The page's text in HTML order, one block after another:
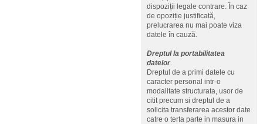
dispoziții legale contrare. În caz
de opoziție justificată,
prelucrarea nu mai poate viza
datele în cauză.
Dreptul la portabilitatea
datelor.
Dreptul de a primi datele cu
caracter personal intr-o
modalitate structurata, usor de
citit precum si dreptul de a
solicita transferarea acestor date
catre o terta parte in masura in